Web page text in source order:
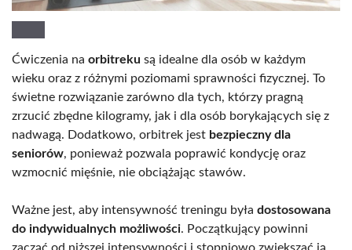
Ćwiczenia na orbitreku są idealne dla osób w każdym
wieku oraz z różnymi poziomami sprawności fizycznej. To
świetne rozwiązanie zarówno dla tych, którzy pragną
zrzucić zbędne kilogramy, jak i dla osób borykających się z
nadwagą. Dodatkowo, orbitrek jest bezpieczny dla
seniorów, ponieważ pozwala poprawić kondycję oraz
wzmocnić mięśnie, nie obciążając stawów.
Ważne jest, aby intensywność treningu była dostosowana
do indywidualnych możliwości. Początkujący powinni